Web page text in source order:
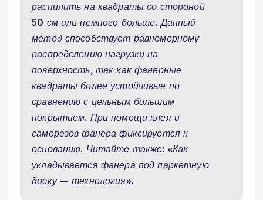
распилить на квадраты со стороной
50 см или немного больше. Данный
метод способствует равномерному
распределению нагрузки на
поверхность, так как фанерные
квадраты более устойчивые по
сравнению с цельным большим
покрытием. При помощи клея и
саморезов фанера фиксируется к
основанию. Читайте также: «Как
укладывается фанера под паркетную
доску — технология».